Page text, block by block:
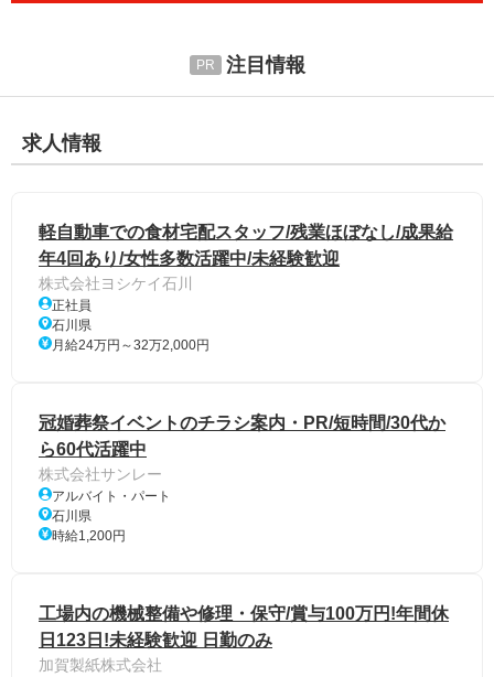
注目情報
求人情報
軽自動車での食材宅配スタッフ/残業ほぼなし/成果給
年4回あり/女性多数活躍中/未経験歓迎
株式会社ヨシケイ石川
正社員
石川県
月給24万円～32万2,000円
冠婚葬祭イベントのチラシ案内・PR/短時間/30代か
ら60代活躍中
株式会社サンレー
アルバイト・パート
石川県
時給1,200円
工場内の機械整備や修理・保守/賞与100万円!年間休
日123日!未経験歓迎 日勤のみ
加賀製紙株式会社